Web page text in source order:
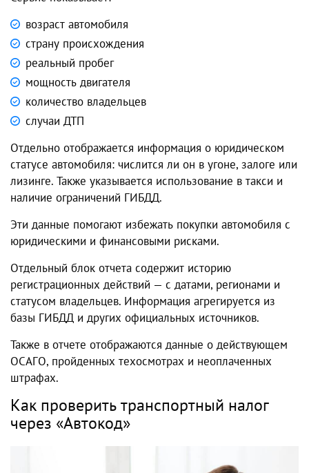
возраст автомобиля
страну происхождения
реальный пробег
мощность двигателя
количество владельцев
случаи ДТП
Отдельно отображается информация о юридическом
статусе автомобиля: числится ли он в угоне, залоге или
лизинге. Также указывается использование в такси и
наличие ограничений ГИБДД.
Эти данные помогают избежать покупки автомобиля с
юридическими и финансовыми рисками.
Отдельный блок отчета содержит историю
регистрационных действий — с датами, регионами и
статусом владельцев. Информация агрегируется из
базы ГИБДД и других официальных источников.
Также в отчете отображаются данные о действующем
ОСАГО, пройденных техосмотрах и неоплаченных
штрафах.
Как проверить транспортный налог
через «Автокод»